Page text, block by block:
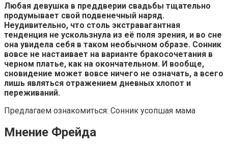
Любая девушка в преддверии свадьбы тщательно
продумывает свой подвенечный наряд.
Неудивительно, что столь экстравагантная
тенденция не ускользнула из её поля зрения, и во сне
она увидела себя в таком необычном образе. Сонник
вовсе не настаивает на варианте бракосочетания в
черном платье, как на окончательном. И вообще,
сновидение может вовсе ничего не означать, а всего
лишь являться отражением дневных хлопот и
переживаний.
Предлагаем ознакомиться: Сонник усопшая мама
Мнение Фрейда